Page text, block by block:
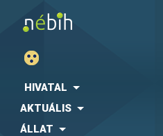
HIVATAL
AKTUÁLIS
ÁLLAT